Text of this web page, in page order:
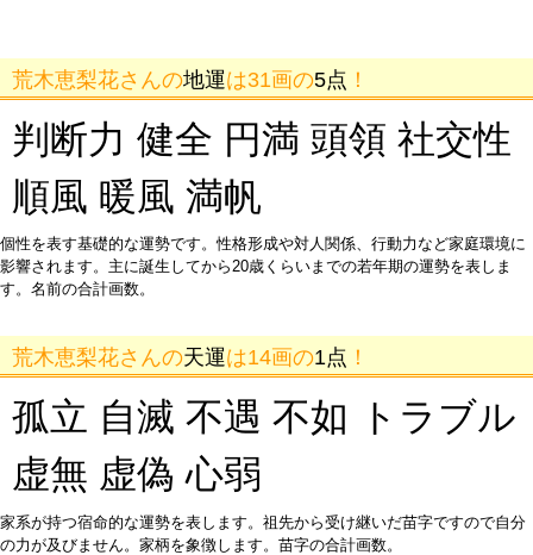
荒木恵梨花さんの地運は31画の5点 ！
判断力 健全 円満 頭領 社交性
順風 暖風 満帆
個性を表す基礎的な運勢です。性格形成や対人関係、行動力など家庭環境に
影響されます。主に誕生してから20歳くらいまでの若年期の運勢を表しま
す。名前の合計画数。
荒木恵梨花さんの天運は14画の1点 ！
孤立 自滅 不遇 不如 トラブル
虚無 虚偽 心弱
家系が持つ宿命的な運勢を表します。祖先から受け継いだ苗字ですので自分
の力が及びません。家柄を象徴します。苗字の合計画数。